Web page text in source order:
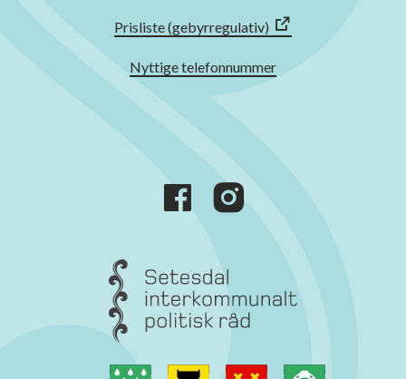
Prisliste (gebyrregulativ)
Nyttige telefonnummer